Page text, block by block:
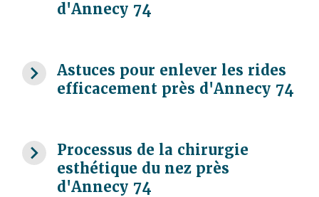
d'Annecy 74
navigate_next Astuces pour enlever les rides
efficacement près d'Annecy 74
navigate_next
Processus de la chirurgie
esthétique du nez près
d'Annecy 74